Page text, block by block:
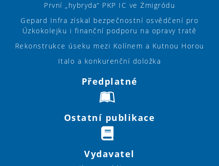
První „hybryda“ PKP IC ve Żmigródu
Gepard Infra získal bezpečnostní osvědčení pro
Úzkokolejku i finanční podporu na opravy tratě
Rekonstrukce úseku mezi Kolínem a Kutnou Horou
Italo a konkurenční doložka
Předplatné
Ostatní publikace
Vydavatel